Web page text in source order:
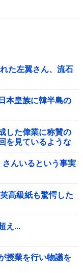
た左翼さん、流石
本皇族に韓半島の
した偉業に称賛の
を見ているような
さんいるという事実
高級紙も驚愕した
え...
授業を行い物議を